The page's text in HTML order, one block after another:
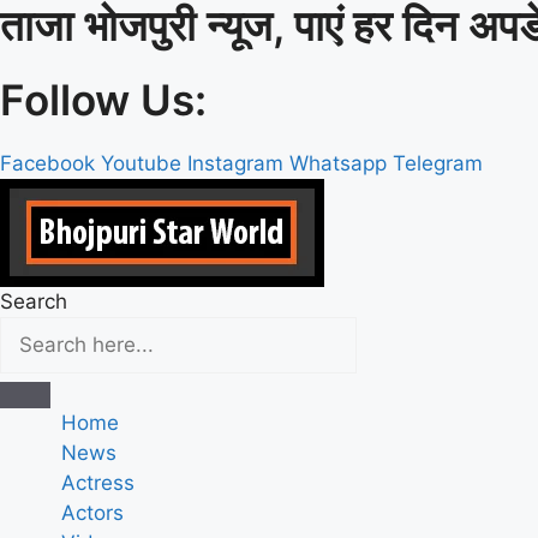
Skip
to
ताजा भोजपुरी न्यूज, पाएं हर दिन
Follow Us:
Facebook Youtube Instagram Whatsapp Telegram
Search
Home
News
Actress
Actors